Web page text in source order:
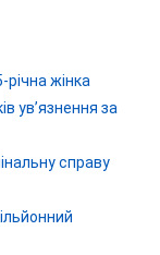
річна жінка
ув’язнення за
справу